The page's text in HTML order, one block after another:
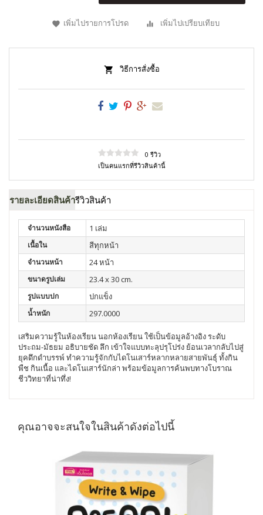
เพิ่มไปรายการโปรด เพิ่มไปเปรียบเทียบ
วิธีการสั่งซื้อ
0 รีวิว
เป็นคนแรกที่รีวิวสินค้านี้
รายละเอียดสินค้ารีวิวสินค้า
จำนวนหนังสือ 1 เล่ม
เนื้อใน สีทุกหน้า
จำนวนหน้า 24 หน้า
ขนาดรูปเล่ม 23.4 x 30 cm.
รูปแบบปก ปกแข็ง
น้ำหนัก 297.0000
เสริมความรู้ในห้องเรียน นอกห้องเรียน ใช้เป็นข้อมูลอ้างอิง ระดับ
ประถม-มัธยม อธิบายชัด ลึก เข้าใจแบบทะลุปรุโปร่ง ย้อนเวลากลับไปสู่
ยุคดึกดำบรรพ์ ทำความรู้จักกับไดโนเสาร์หลากหลายสายพันธุ์ ทั้งกิน
พืช กินเนื้อ และไดโนเสาร์นักล่า พร้อมข้อมูลการค้นพบทางโบราณ
ชีววิทยาที่น่าทึ่ง!
คุณอาจจะสนใจในสินค้าดังต่อไปนี้